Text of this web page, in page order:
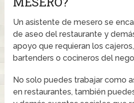
Un asistente de mesero se
de aseo del restaurante y
apoyo que requieran los
bartenders o cocineros del
No solo puedes trabajar como
en restaurantes, también